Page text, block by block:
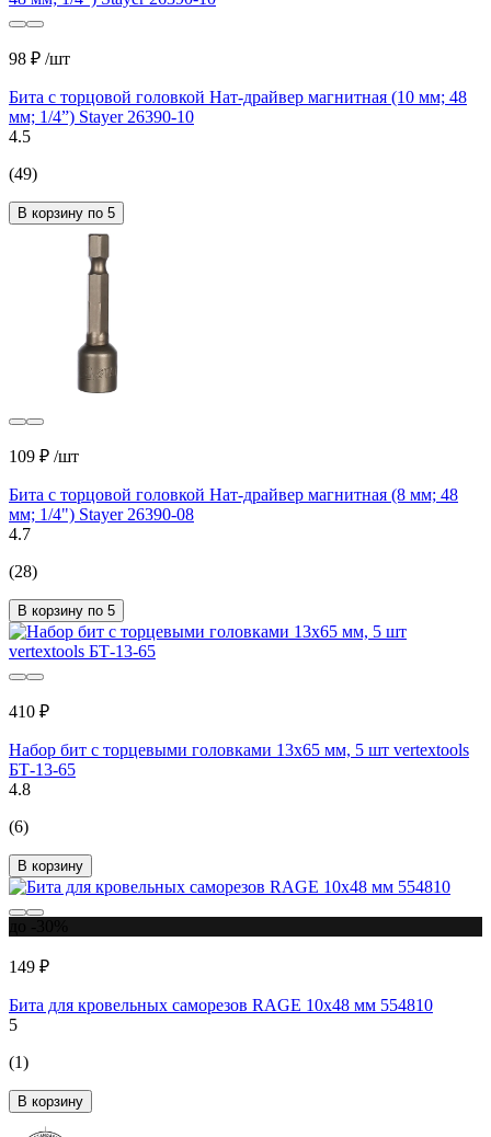
98 ₽ /шт
Бита с торцовой головкой Нат-драйвер магнитная (10 мм; 48
мм; 1/4”) Stayer 26390-10
4.5
(49)
В корзину по 5
109 ₽ /шт
Бита с торцовой головкой Нат-драйвер магнитная (8 мм; 48
мм; 1/4") Stayer 26390-08
4.7
(28)
В корзину по 5
410 ₽
Набор бит с торцевыми головками 13x65 мм, 5 шт vertextools
БТ-13-65
4.8
(6)
В корзину
149 ₽
Бита для кровельных саморезов RAGE 10х48 мм 554810
5
(1)
В корзину